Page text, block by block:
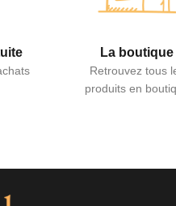
La boutique
Retrouvez tous
produits en